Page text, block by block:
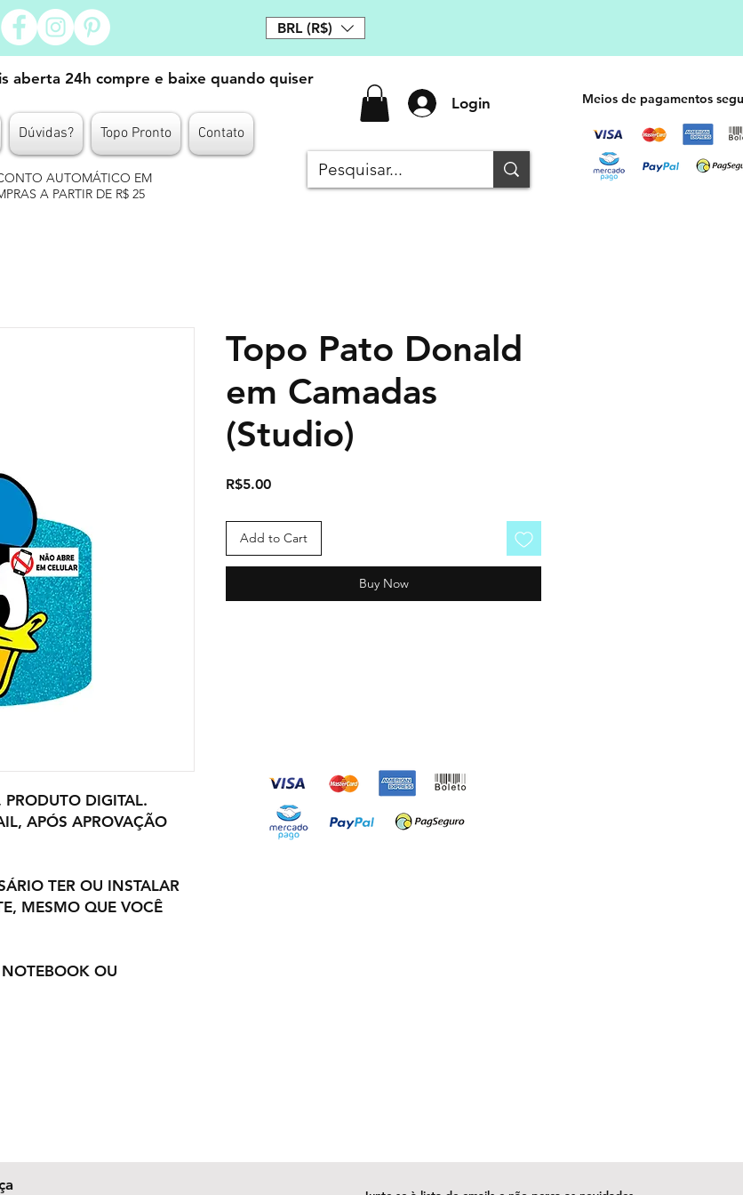
BRL (R$)
aberta 24h compre e baixe quando quiser
Dúvidas? Topo Pronto Contato
Login
AUTOMÁTICO EM
A PARTIR DE R$ 25
Meios de pagamentos
PRODUTO DIGITAL.
APÓS APROVAÇÃO
TER OU INSTALAR
MESMO QUE VOCÊ
OU
Topo Pato Donald
em Camadas
(Studio)
R$5.00Price
Add to Cart
Buy Now